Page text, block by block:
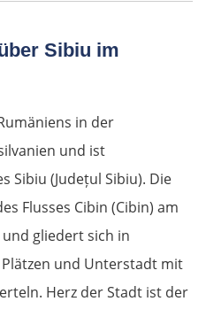
Sibiu im
in der
und ist
Sibiu (Județul Sibiu). Die
Flusses Cibin (Cibin) am
gliedert sich in
und Unterstadt mit
Herz der Stadt ist der